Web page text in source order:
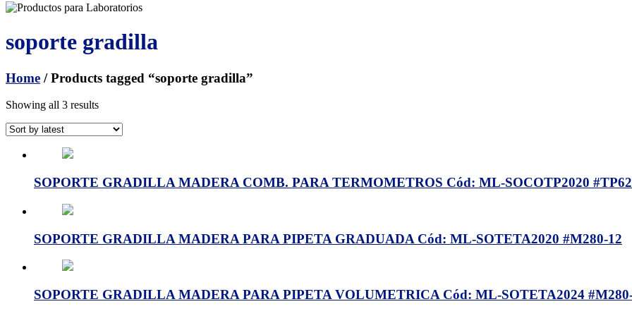
soporte gradilla
Home / Products tagged “soporte gradilla”
Showing all 3 results
SOPORTE GRADILLA MADERA COMB. PARA TERMOMETROS Cód: ML-SOCOTP2020
SOPORTE GRADILLA MADERA PARA PIPETA GRADUADA Cód: ML-SOTETA2020 #M280-12
SOPORTE GRADILLA MADERA PARA PIPETA VOLUMETRICA Cód: ML-SOTETA2024